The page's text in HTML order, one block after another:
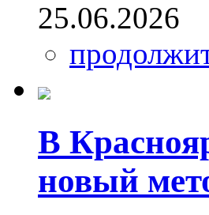
25.06.2026
В
новый